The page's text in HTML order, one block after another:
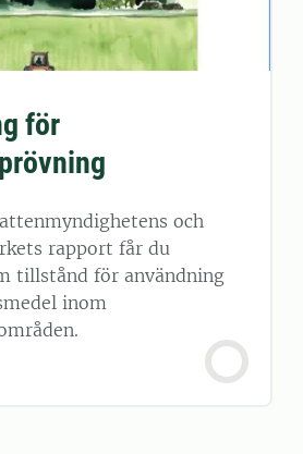
för
och
rapport får du
tillstånd för användning
inom